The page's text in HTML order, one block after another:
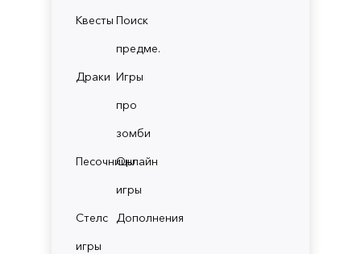
Квесты Поиск
предме.
Драки Игры
про
зомби
ПесочницыОнлайн
игры
Стелс
игры
Дополнения